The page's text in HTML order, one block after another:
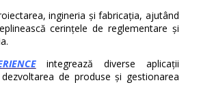
ingineria și fabricația, ajutând
cerințele de reglementare și
integrează diverse aplicații
de produse și gestionarea